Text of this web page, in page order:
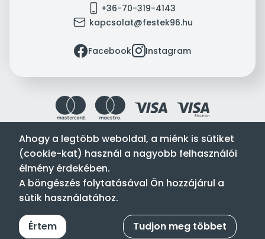
mobile +36-70-319-4143
mail kapcsolat@festek96.hu
facebookFacebookinstagramInstagram
Festék’96 Kft. © 1996-2024. Minden jog fenntartva.
Tervezte és készítette:
forgalmazója.
Ahogy a legtöbb weboldal, a miénk is sütiket
(cookie-kat) használ a nagyobb felhasználói
élmény érdekében.
A böngészés folytatásával Ön hozzájárul a
sütik használatához.
Értem Tudjon meg többet